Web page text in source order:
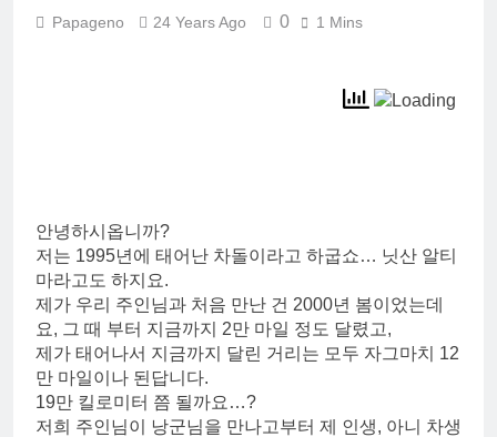
Papageno 24 Years Ago 0 1 Mins
안녕하시옵니까?
저는 1995년에 태어난 차돌이라고 하굽쇼… 닛산 알티
마라고도 하지요.
제가 우리 주인님과 처음 만난 건 2000년 봄이었는데
요, 그 때 부터 지금까지 2만 마일 정도 달렸고,
제가 태어나서 지금까지 달린 거리는 모두 자그마치 12
만 마일이나 된답니다.
19만 킬로미터 쯤 될까요…?
저희 주인님이 낭군님을 만나고부터 제 인생, 아니 차생